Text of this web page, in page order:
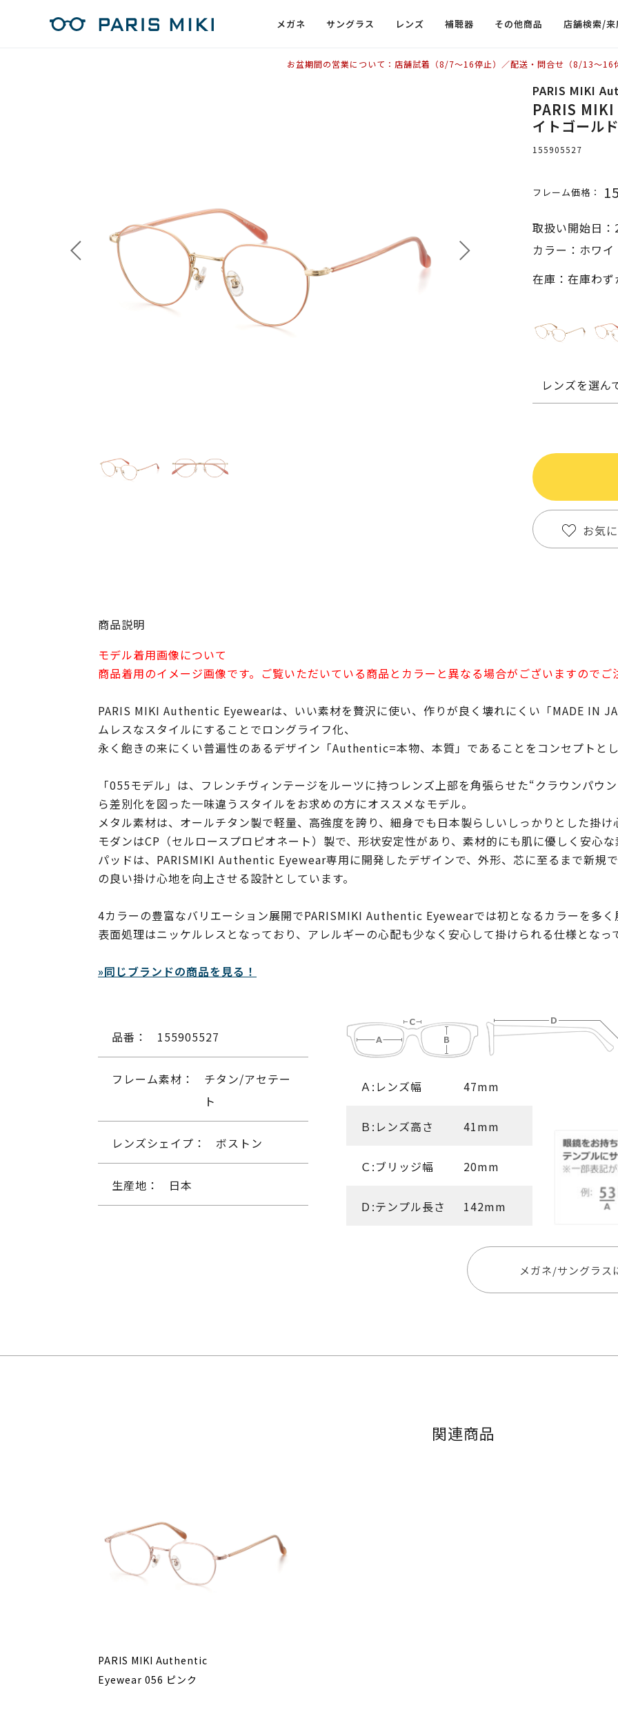
メガネ サングラス レンズ 補聴器 その他商品 店舗検索/
お盆期間の営業について：店舗試着（8/7〜16停止）／配送・問合せ（8/13〜16
PARIS MIKI
PARIS
イトゴール
155905527
フレーム価格：
取扱い開始日
カラー：ホワ
在庫：在庫わず
レンズを選ん
お気
商品説明
モデル着用画像について
商品着用のイメージ画像です。ご覧いただいている商品とカラーと異なる場合がございますのでご
PARIS MIKI Authentic Eyewearは、いい素材を贅沢に使い、作りが良く壊れにくい「MADE IN
ムレスなスタイルにすることでロングライフ化、
永く飽きの来にくい普遍性のあるデザイン「Authentic=本物、本質」であることをコンセプトと
「055モデル」は、フレンチヴィンテージをルーツに持つレンズ上部を角張らせた“クラウンパウ
ら差別化を図った一味違うスタイルをお求めの方にオススメなモデル。
メタル素材は、オールチタン製で軽量、高強度を誇り、細身でも日本製らしいしっかりとした掛け
モダンはCP（セルロースプロピオネート）製で、形状安定性があり、素材的にも肌に優しく安心
パッドは、PARISMIKI Authentic Eyewear専用に開発したデザインで、外形、芯に至るまで新規
の良い掛け心地を向上させる設計としています。
4カラーの豊富なバリエーション展開でPARISMIKI Authentic Eyewearでは初となるカラーを多く
表面処理はニッケルレスとなっており、アレルギーの心配も少なく安心して掛けられる仕様となっ
»同じブランドの商品を見る！
品番： 155905527
フレーム素材：
チタン/アセテー
ト
レンズシェイプ： ボストン
生産地： 日本
Ａ:レンズ幅 47mm
Ｂ:レンズ高さ 41mm
Ｃ:ブリッジ幅 20mm
Ｄ:テンプル長さ 142mm
メガネ/サングラス
関連商品
PARIS MIKI Authentic
Eyewear 056 ピンク